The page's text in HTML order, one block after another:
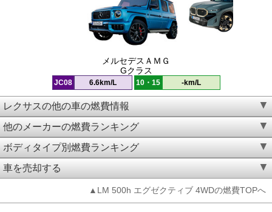
メルセデスＡＭＧ
Gクラス
JC08 6.6km/L 10・15 -km/L
レクサスの他の車の燃費情報
他のメーカーの燃費ランキング
ボディタイプ別燃費ランキング
車を売却する
▲LM 500h エグゼクティブ 4WDの燃費TOPへ